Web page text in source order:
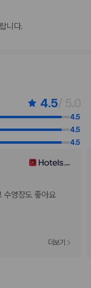
설에 따라 다를 수 있
.
트에 연락하여 예약하
실에서 침구를 추가하
메일에 나와 있는 번호
.
등의 조치를 시행 중
수 있습니다.
니다.
4.5/ 5.0
4.5
4.5
4.5
수영장도 좋아요
더보기